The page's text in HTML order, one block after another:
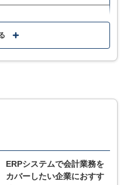
らゆる人事労務情報がこ
クチャーなど専任担当
ERPシステムで会計業務を
カバーしたい企業におすす